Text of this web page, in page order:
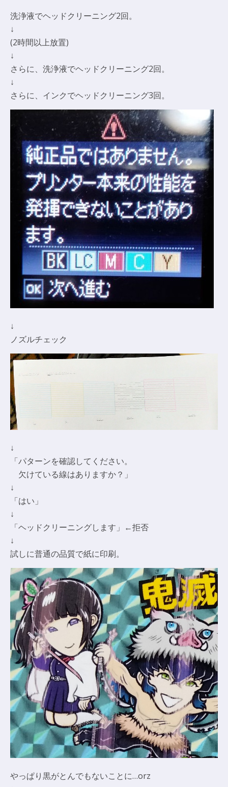
洗浄液でヘッドクリーニング2回。
↓
(2時間以上放置)
↓
さらに、洗浄液でヘッドクリーニング2回。
↓
さらに、インクでヘッドクリーニング3回。
↓
ノズルチェック
↓
「パターンを確認してください。
欠けている線はありますか？」
↓
「はい」
↓
「ヘッドクリーニングします」←拒否
↓
試しに普通の品質で紙に印刷。
やっぱり黒がとんでもないことに…orz